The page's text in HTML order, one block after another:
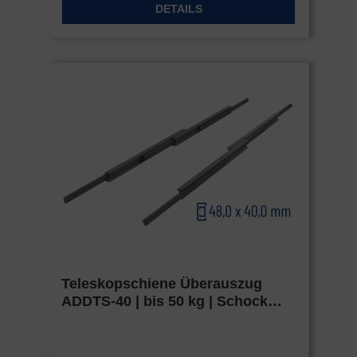
DETAILS
Teleskopschiene Überauszug
ADDTS-40 | bis 50 kg | Schock
Akkordeon-Elementen können Sie wählen, ob
Die Zustimmung zur Verwendung von nicht
essentiellen Cookies ist freiwillig. Sie können
Ihre Einstellungen auch nachträglich über die
Schaltfläche "Cookie-Einstellungen" ändern, die
Sie im Fußbereich der Seite finden. Ergänzende
Informationen finden Sie in unseren
Datenschutzbestimmungen.
Auswertung der Website zu erhalten, um die
Website und das Nutzererlebnis zu verbessern.